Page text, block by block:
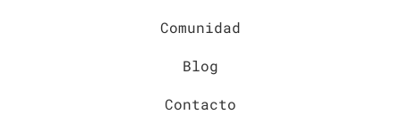
Comunidad
Blog
Contacto